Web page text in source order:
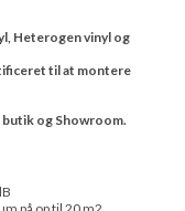
Heterogen vinyl og
til at montere
og Showroom.